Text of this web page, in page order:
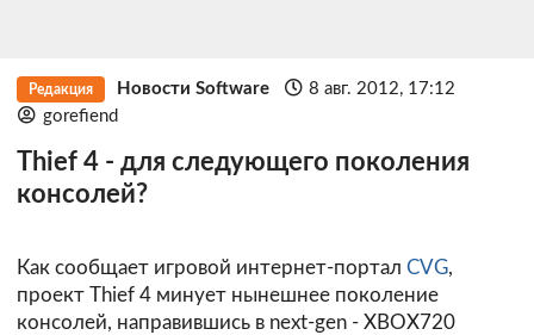
Редакция Новости Software
8 авг. 2012, 17:12
gorefiend
Thief 4 - для следующего поколения
консолей?
Как сообщает игровой интернет-портал CVG,
проект Thief 4 минует нынешнее поколение
консолей, направившись в next-gen - XBOX720